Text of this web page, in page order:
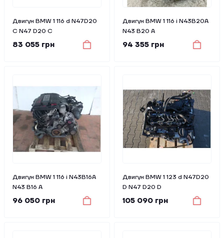
Двигун BMW 1 116 d N47D20
C N47 D20 C
83 055 грн
Двигун BMW 1 116 i N43B20A
N43 B20 A
94 355 грн
Двигун BMW 1 116 i N43B16A
N43 B16 A
96 050 грн
Двигун BMW 1 123 d N47D20
D N47 D20 D
105 090 грн